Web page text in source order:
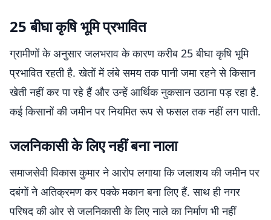
25 बीघा कृषि भूमि प्रभावित
ग्रामीणों के अनुसार जलभराव के कारण करीब 25 बीघा कृषि भूमि
प्रभावित रहती है. खेतों में लंबे समय तक पानी जमा रहने से किसान
खेती नहीं कर पा रहे हैं और उन्हें आर्थिक नुकसान उठाना पड़ रहा है.
कई किसानों की जमीन पर नियमित रूप से फसल तक नहीं लग पाती.
जलनिकासी के लिए नहीं बना नाला
समाजसेवी विकास कुमार ने आरोप लगाया कि जलाशय की जमीन पर
दबंगों ने अतिक्रमण कर पक्के मकान बना लिए हैं. साथ ही नगर
परिषद की ओर से जलनिकासी के लिए नाले का निर्माण भी नहीं